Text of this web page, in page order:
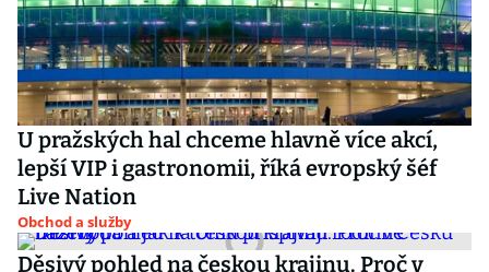
U pražských hal chceme hlavně více akcí,
lepší VIP i gastronomii, říká evropský šéf
Live Nation
Obchod a služby
Děsivý pohled na českou krajinu. Proč v